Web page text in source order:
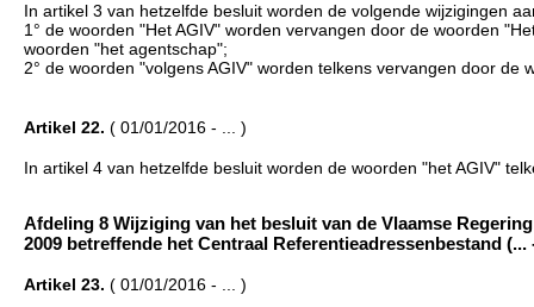
In artikel 3 van hetzelfde besluit worden de volgende wijzigingen
1° de woorden "Het AGIV" worden vervangen door de woorden
woorden "het agentschap";
2° de woorden "volgens AGIV" worden telkens vervangen door de
Artikel 22. ( 01/01/2016 - ... )
In artikel 4 van hetzelfde besluit worden de woorden "het AGIV"
Afdeling 8 Wijziging van het besluit van de Vlaamse
2009 betreffende het Centraal Referentieadressenbestand (...
Artikel 23. ( 01/01/2016 - ... )